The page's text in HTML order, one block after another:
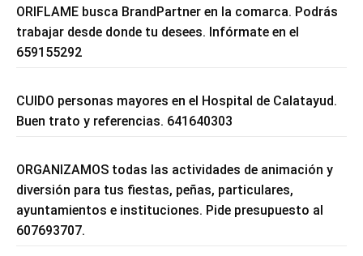
ORIFLAME busca BrandPartner en la comarca. Podrás
trabajar desde donde tu desees. Infórmate en el
659155292
CUIDO personas mayores en el Hospital de Calatayud.
Buen trato y referencias. 641640303
ORGANIZAMOS todas las actividades de animación y
diversión para tus fiestas, peñas, particulares,
ayuntamientos e instituciones. Pide presupuesto al
607693707.